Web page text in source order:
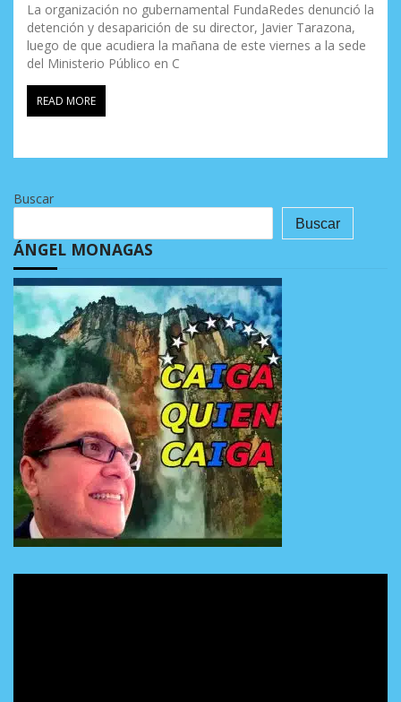
La organización no gubernamental FundaRedes denunció la
detención y desaparición de su director, Javier Tarazona,
luego de que acudiera la mañana de este viernes a la sede
del Ministerio Público en C
READ MORE
Buscar
Buscar
ÁNGEL MONAGAS